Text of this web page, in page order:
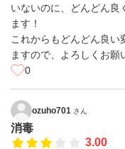
いないのに、どんどん良
ます！
これからもどんどん良い
ますので、よろしくお願
0
ozuho701 さん
消毒
3.00